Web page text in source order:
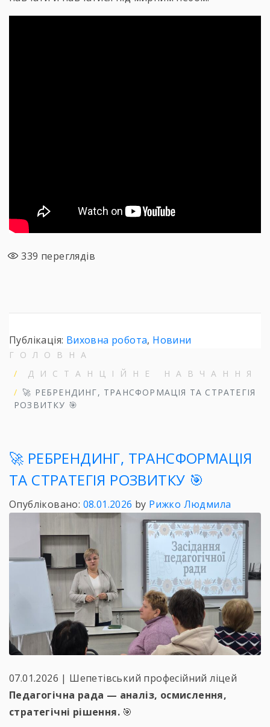
339 переглядів
Публікація: Виховна робота, Новини
ГОЛОВНА
ДИСТАНЦІЙНЕ НАВЧАННЯ
🚀 РЕБРЕНДИНГ, ТРАНСФОРМАЦІЯ ТА СТРАТЕГІЯ
РОЗВИТКУ 🎯
🚀 РЕБРЕНДИНГ, ТРАНСФОРМАЦІЯ
ТА СТРАТЕГІЯ РОЗВИТКУ 🎯
Опубліковано: 08.01.2026 by Рижко Людмила
07.01.2026 | Шепетівський професійний ліцей
Педагогічна рада — аналіз, осмислення,
стратегічні рішення. 🎯